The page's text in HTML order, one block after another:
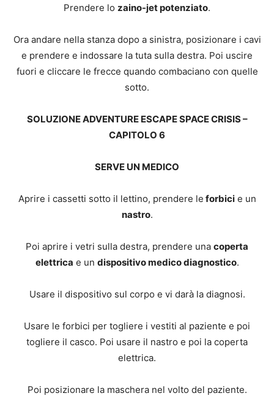
Prendere lo zaino-jet potenziato.
Ora andare nella stanza dopo a sinistra, posizionare i cavi
e prendere e indossare la tuta sulla destra. Poi uscire
fuori e cliccare le frecce quando combaciano con quelle
sotto.
SOLUZIONE ADVENTURE ESCAPE SPACE CRISIS –
CAPITOLO 6
SERVE UN MEDICO
Aprire i cassetti sotto il lettino, prendere le forbicie un
nastro.
Poi aprire i vetri sulla destra, prendere una coperta
elettrica e un dispositivo medico diagnostico.
Usare il dispositivo sul corpo e vi darà la diagnosi.
Usare le forbici per togliere i vestiti al paziente e poi
togliere il casco. Poi usare il nastro e poi la coperta
elettrica.
Poi posizionare la maschera nel volto del paziente.